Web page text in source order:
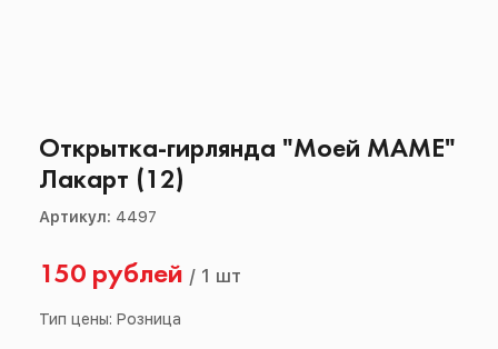
Открытка-гирлянда "Моей МАМЕ"
Лакарт (12)
Артикул: 4497
150 рублей / 1 шт
Тип цены: Розница